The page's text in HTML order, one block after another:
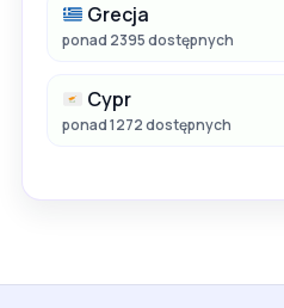
Grecja
ponad 2395 dostępnych
Cypr
ponad 1272 dostępnych